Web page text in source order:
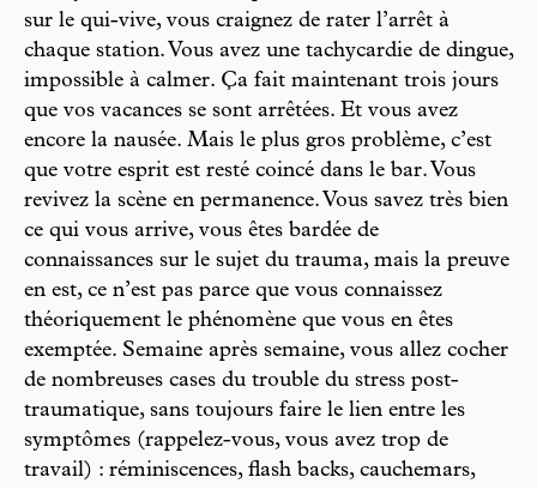
sur le qui-vive, vous craignez de rater l’arrêt à
chaque station. Vous avez une tachycardie de dingue,
impossible à calmer. Ça fait maintenant trois jours
que vos vacances se sont arrêtées. Et vous avez
encore la nausée. Mais le plus gros problème, c’est
que votre esprit est resté coincé dans le bar. Vous
revivez la scène en permanence. Vous savez très bien
ce qui vous arrive, vous êtes bardée de
connaissances sur le sujet du trauma, mais la preuve
en est, ce n’est pas parce que vous connaissez
théoriquement le phénomène que vous en êtes
exemptée. Semaine après semaine, vous allez cocher
de nombreuses cases du trouble du stress post-
traumatique, sans toujours faire le lien entre les
symptômes (rappelez-vous, vous avez trop de
travail) : réminiscences, flash backs, cauchemars,